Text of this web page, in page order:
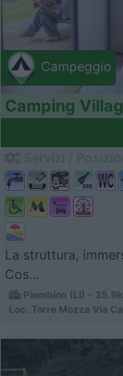
Campeggio
Camping
La struttura,
Cos...
Piombino (LI) -
Loc. Torre Mozza Via